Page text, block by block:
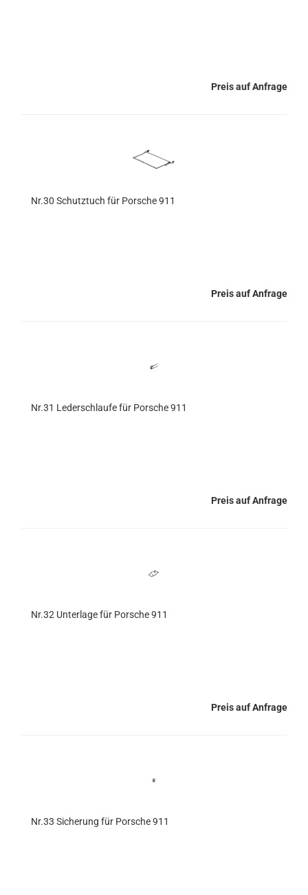
Preis auf Anfrage
Nr.30 Schutztuch für Porsche 911
Preis auf Anfrage
Nr.31 Lederschlaufe für Porsche 911
Preis auf Anfrage
Nr.32 Unterlage für Porsche 911
Preis auf Anfrage
Nr.33 Sicherung für Porsche 911